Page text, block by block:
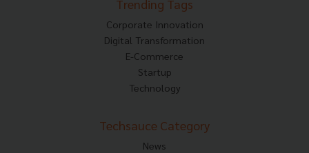
Trending Tags
Corporate Innovation
Digital Transformation
E-Commerce
Startup
Technology
Techsauce Category
News